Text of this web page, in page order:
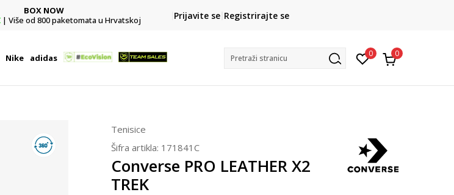
Team Sales
mjesto za timske sportove.
CLICK& COLLECT
besplatno preuzimanje u trgovini
Prijavite se Registrirajte se
Nike adidas Pretraži stranicu 0 0
Tenisice
Šifra artikla: 171841C
Converse PRO LEATHER X2
TREK